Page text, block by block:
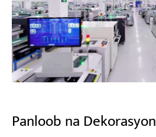
Panloob na Dekorasyon